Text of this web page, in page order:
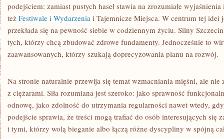
podejściem: zamiast pustych haseł stawia na zrozumiałe
też Festiwale i Wydarzenia i Tajemnicze Miejsca. W centrum tej idei
przekłada się na pewność siebie w codziennym życiu. Silny
tych, którzy chcą zbudować zdrowe fundamenty. Jednocześnie to
zaawansowanych, którzy szukają doprecyzowania planu na rozwój.
Na stronie naturalnie przewija się temat wzmacniania mięśni, ale nie
z ciężarami. Siła rozumiana jest szeroko: jako sprawność
odnowę, jako zdolność do utrzymania regularności nawet wtedy,
podejście sprawia, że treści mogą trafiać do osób interesujących się
i tymi, którzy wolą bieganie albo łączą różne dyscypliny w spójną